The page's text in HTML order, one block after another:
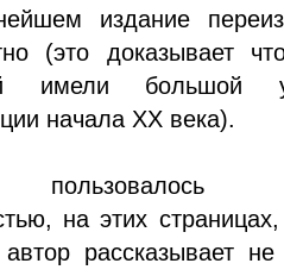
издание
(это доказывает
имели большой
начала XX века).
пользовалось
на этих
рассказывает